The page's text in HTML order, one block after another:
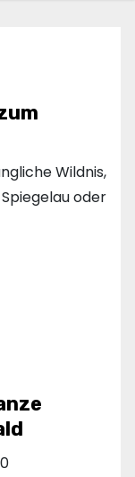
Wildnis,
oder